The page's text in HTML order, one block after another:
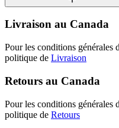
Livraison au Canada
Pour les conditions générales
politique de Livraison
Retours au Canada
Pour les conditions générales
politique de Retours